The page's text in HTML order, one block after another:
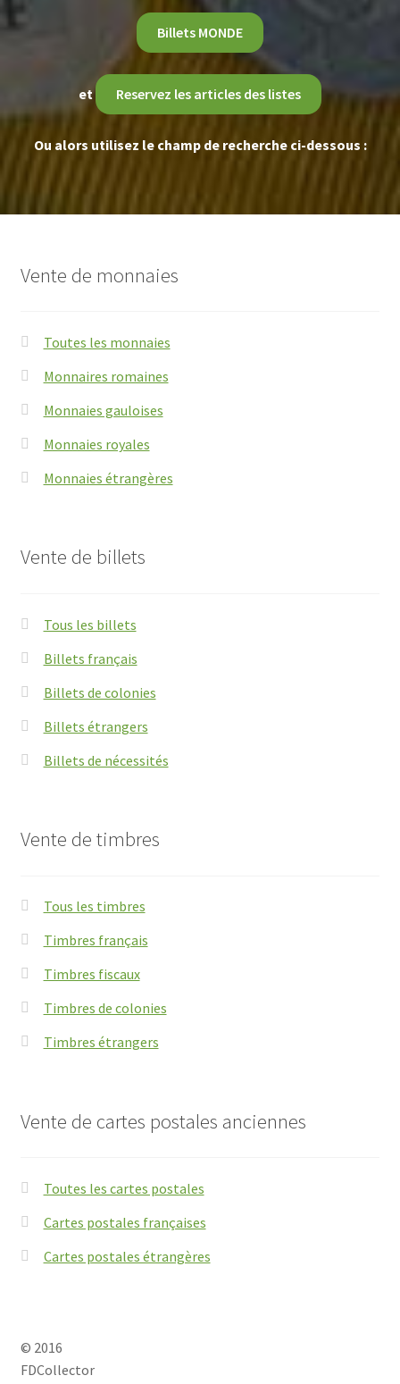
Billets MONDE
et Reservez les articles des listes
Ou alors utilisez le champ de recherche ci-dessous :
Vente de monnaies
Toutes les monnaies
Monnaires romaines
Monnaies gauloises
Monnaies royales
Monnaies étrangères
Vente de billets
Tous les billets
Billets français
Billets de colonies
Billets étrangers
Billets de nécessités
Vente de timbres
Tous les timbres
Timbres français
Timbres fiscaux
Timbres de colonies
Timbres étrangers
Vente de cartes postales anciennes
Toutes les cartes postales
Cartes postales françaises
Cartes postales étrangères
© 2016
FDCollector